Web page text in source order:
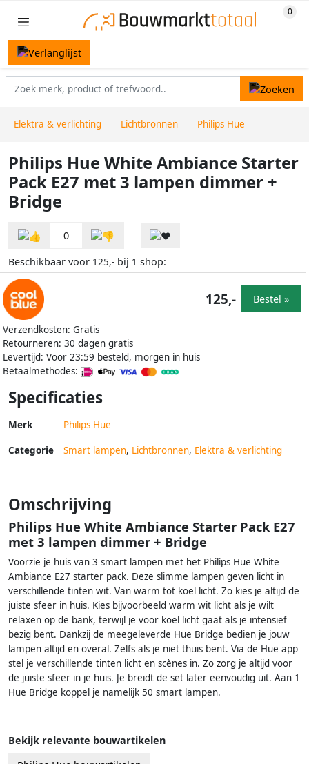
Elektra & verlichting Lichtbronnen Philips Hue
Philips Hue White Ambiance Starter
Pack E27 met 3 lampen dimmer +
Bridge
0
Beschikbaar voor 125,- bij 1 shop:
Verzendkosten: Gratis
Retourneren: 30 dagen gratis
Levertijd: Voor 23:59 besteld, morgen in huis
Betaalmethodes:
125,- Bestel »
Specificaties
Merk Philips Hue
Categorie Smart lampen, Lichtbronnen, Elektra & verlichting
Omschrijving
Philips Hue White Ambiance Starter Pack E27
met 3 lampen dimmer + Bridge
Voorzie je huis van 3 smart lampen met het Philips Hue White
Ambiance E27 starter pack. Deze slimme lampen geven licht in
verschillende tinten wit. Van warm tot koel licht. Zo kies je altijd de
juiste sfeer in huis. Kies bijvoorbeeld warm wit licht als je wilt
relaxen op de bank, terwijl je voor koel licht gaat als je intensief
bezig bent. Dankzij de meegeleverde Hue Bridge bedien je jouw
lampen altijd en overal. Zelfs als je niet thuis bent. Via de Hue app
stel je verschillende tinten licht en scènes in. Zo zorg je altijd voor
de juiste sfeer in je huis. Je breidt de set later eenvoudig uit. Aan 1
Hue Bridge koppel je namelijk 50 smart lampen.
Bekijk relevante bouwartikelen